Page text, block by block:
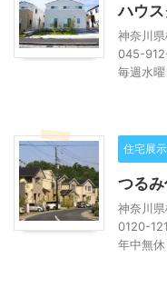
ハウ
神奈川
045-
毎週水曜
住宅展
つる
神奈川
0120-
年中無休